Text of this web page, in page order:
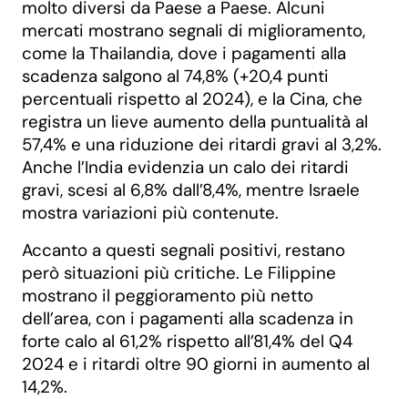
molto diversi da Paese a Paese. Alcuni
mercati mostrano segnali di miglioramento,
come la Thailandia, dove i pagamenti alla
scadenza salgono al 74,8% (+20,4 punti
percentuali rispetto al 2024), e la Cina, che
registra un lieve aumento della puntualità al
57,4% e una riduzione dei ritardi gravi al 3,2%.
Anche l’India evidenzia un calo dei ritardi
gravi, scesi al 6,8% dall’8,4%, mentre Israele
mostra variazioni più contenute.
Accanto a questi segnali positivi, restano
però situazioni più critiche. Le Filippine
mostrano il peggioramento più netto
dell’area, con i pagamenti alla scadenza in
forte calo al 61,2% rispetto all’81,4% del Q4
2024 e i ritardi oltre 90 giorni in aumento al
14,2%.